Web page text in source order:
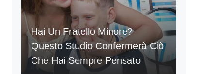
Hai Un Fratello Minore?
Questo Studio Confermerà Ciò
Che Hai Sempre Pensato